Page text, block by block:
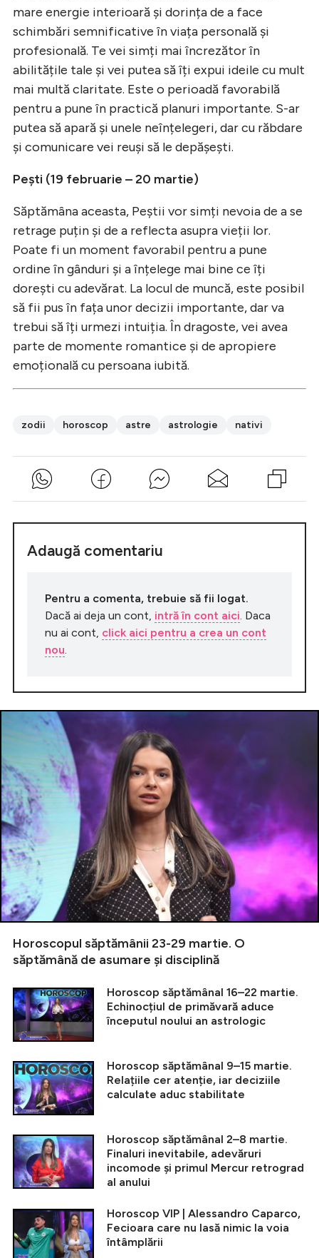
mare energie interioară și dorința de a face
schimbări semnificative în viața personală și
profesională. Te vei simți mai încrezător în
abilitățile tale și vei putea să îți expui ideile cu mult
mai multă claritate. Este o perioadă favorabilă
pentru a pune în practică planuri importante. S-ar
putea să apară și unele neînțelegeri, dar cu răbdare
și comunicare vei reuși să le depășești.
Pești (19 februarie – 20 martie)
Săptămâna aceasta, Peștii vor simți nevoia de a se
retrage puțin și de a reflecta asupra vieții lor.
Poate fi un moment favorabil pentru a pune
ordine în gânduri și a înțelege mai bine ce îți
dorești cu adevărat. La locul de muncă, este posibil
să fii pus în fața unor decizii importante, dar va
trebui să îți urmezi intuiția. În dragoste, vei avea
parte de momente romantice și de apropiere
emoțională cu persoana iubită.
zodii horoscop astre astrologie nativi
Adaugă comentariu
Pentru a comenta, trebuie să fii logat.
Dacă ai deja un cont, intră în cont aici . Daca
nu ai cont, click aici pentru a crea un cont
nou
Horoscopul săptămânii 23-29 martie. O
săptămână de asumare și disciplină
Horoscop săptămânal 16–22 martie.
Echinocțiul de primăvară aduce
începutul noului an astrologic
Horoscop săptămânal 9–15 martie.
Relațiile cer atenție, iar deciziile
calculate aduc stabilitate
Horoscop săptămânal 2–8 martie.
Finaluri inevitabile, adevăruri
incomode și primul Mercur retrograd
al anului
Horoscop VIP | Alessandro Caparco,
Fecioara care nu lasă nimic la voia
întâmplării